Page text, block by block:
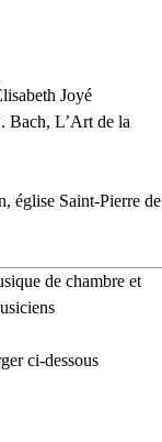
Joyé
Bach, L’Art de la
église Saint-Pierre de
de chambre et
ci-dessous